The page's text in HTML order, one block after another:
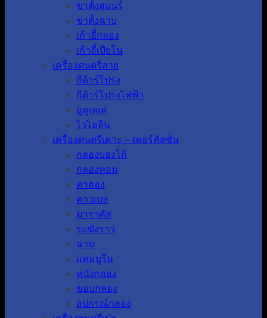
ขาตั้งสแนร์
ขาตั้งฉาบ
เก้าอี้กลอง
เก้าอี้เปียโน
เครื่องดนตรีสาย
กีต้าร์โปร่ง
กีต้าร์โปร่งไฟฟ้า
อูคูเลเล่
ไวโอลิน
เครื่องดนตรีเคาะ – เพอร์คัสชั่น
กลองบองโก้
กลองทอม
คาฮอง
คาวเบล
มาราคัส
ระฆังราว
ฉาบ
แทมบูรีน
หนังกลอง
ขอบกลอง
อุปกรณ์กลอง